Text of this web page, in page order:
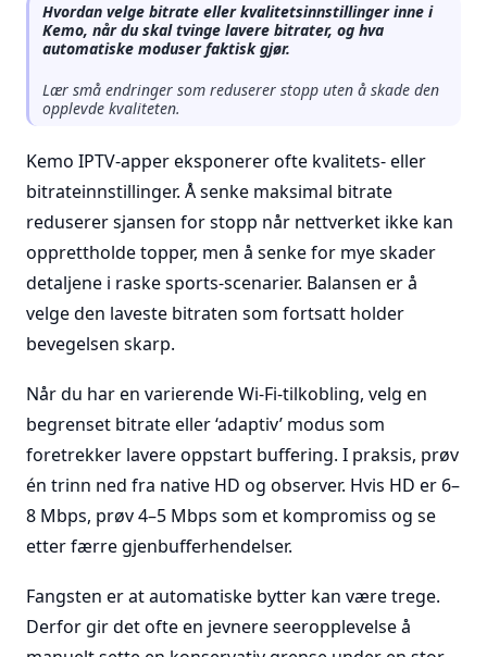
Hvordan velge bitrate eller kvalitetsinnstillinger inne i
Kemo, når du skal tvinge lavere bitrater, og hva
automatiske moduser faktisk gjør.
Lær små endringer som reduserer stopp uten å skade den
opplevde kvaliteten.
Kemo IPTV-apper eksponerer ofte kvalitets- eller
bitrateinnstillinger. Å senke maksimal bitrate
reduserer sjansen for stopp når nettverket ikke kan
opprettholde topper, men å senke for mye skader
detaljene i raske sports-scenarier. Balansen er å
velge den laveste bitraten som fortsatt holder
bevegelsen skarp.
Når du har en varierende Wi-Fi-tilkobling, velg en
begrenset bitrate eller ‘adaptiv’ modus som
foretrekker lavere oppstart buffering. I praksis, prøv
én trinn ned fra native HD og observer. Hvis HD er 6–
8 Mbps, prøv 4–5 Mbps som et kompromiss og se
etter færre gjenbufferhendelser.
Fangsten er at automatiske bytter kan være trege.
Derfor gir det ofte en jevnere seeropplevelse å